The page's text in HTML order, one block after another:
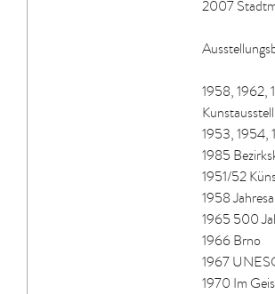
2007
1958, 1962,
1953, 1954,
1985
1951/52
1958
1965 500
1966 Brno
1967
1970 Im